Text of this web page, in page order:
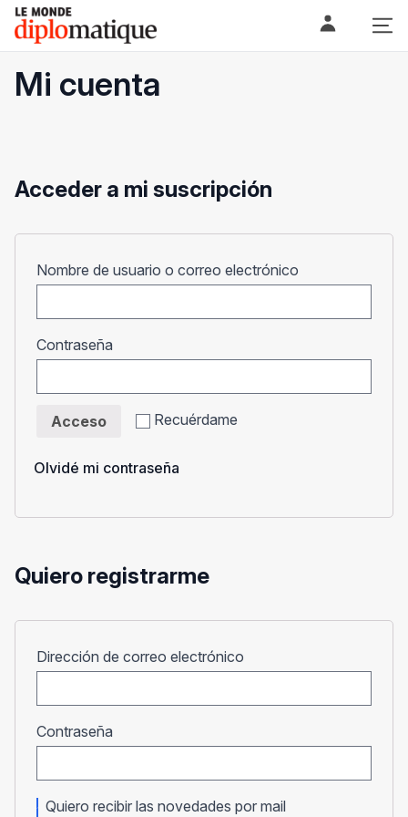
Skip
content
Le monde diplomatique
Mi cuenta
Acceder a mi suscripción
Nombre de usuario o correo electrónico
Contraseña
Recuérdame
Acceso
Olvidé mi contraseña
Quiero registrarme
Dirección de correo electrónico
Contraseña
Quiero recibir las novedades por mail